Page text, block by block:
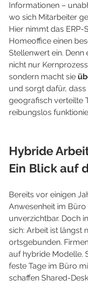
Informationen –
wo sich Mitarbeiter
Hier nimmt das ERP-
Homeoffice einen
Stellenwert ein. Denn
nicht nur
sondern macht sie
und sorgt dafür,
geografisch verteilte
reibungslos
Hybride
Ein Blick auf
Bereits vor einigen
Anwesenheit im Büro
unverzichtbar. Doch
sich: Arbeit ist längst
ortsgebunden.
auf hybride Modelle.
feste Tage im Büro
schaffen Shared-